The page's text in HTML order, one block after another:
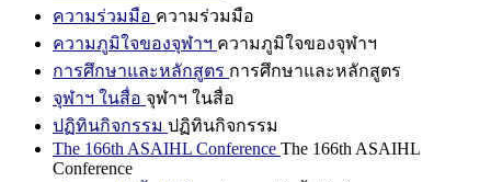
ความร่วมมือ ความร่วมมือ
ความภูมิใจของจุฬาฯ ความภูมิใจของจุฬาฯ
การศึกษาและหลักสูตร การศึกษาและหลักสูตร
จุฬาฯ ในสื่อ จุฬาฯ ในสื่อ
ปฏิทินกิจกรรม ปฏิทินกิจกรรม
The 166th ASAIHL Conference The 166th ASAIHL
Conference